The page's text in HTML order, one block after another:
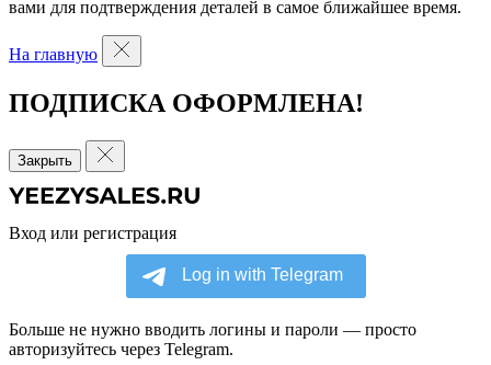
вами для подтверждения деталей в самое ближайшее время.
На главную
ПОДПИСКА ОФОРМЛЕНА!
Закрыть
Вход или регистрация
Больше не нужно вводить логины и пароли — просто
авторизуйтесь через Telegram.